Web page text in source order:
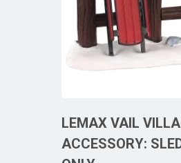
LEMAX VAIL
ACCESSORY: